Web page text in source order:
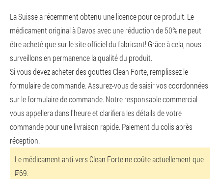
La Suisse a récemment obtenu une licence pour ce produit. Le
médicament original à Davos avec une réduction de 50% ne peut
être acheté que sur le site officiel du fabricant! Grâce à cela, nous
surveillons en permanence la qualité du produit.
Si vous devez acheter des gouttes Clean Forte, remplissez le
formulaire de commande. Assurez-vous de saisir vos coordonnées
sur le formulaire de commande. Notre responsable commercial
vous appellera dans l'heure et clarifiera les détails de votre
commande pour une livraison rapide. Paiement du colis après
réception.
Le médicament anti-vers Clean Forte ne coûte actuellement que
₣69.